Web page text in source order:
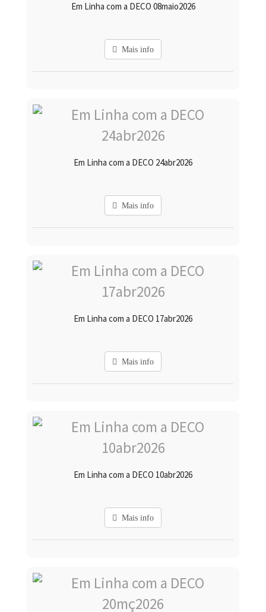
Em Linha com a DECO 08maio2026
Mais info
Em Linha com a DECO 24abr2026
Mais info
Em Linha com a DECO 17abr2026
Mais info
Em Linha com a DECO 10abr2026
Mais info